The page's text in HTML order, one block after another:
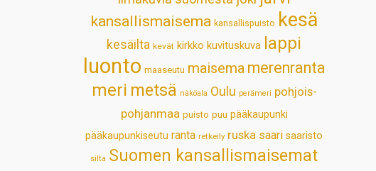
kansallismaisema kansallispuisto kesä
kesäilta kevät kirkko kuvituskuva lappi
luonto maaseutu maisema merenranta
meri metsä näköala Oulu perämeri pohjois-
pohjanmaa puisto puu pääkaupunki
pääkaupunkiseutu ranta retkeily ruska saari saaristo
silta Suomen kansallismaisemat